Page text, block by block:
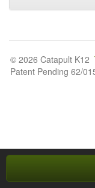
© 2026 Catapult K12
Patent Pending 62/